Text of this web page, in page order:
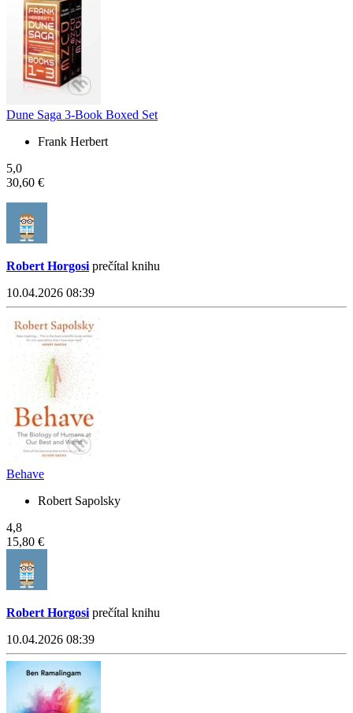
Dune Saga 3-Book Boxed Set
Frank Herbert
5,0
30,60 €
Robert Horgosi prečítal knihu
10.04.2026 08:39
Behave
Robert Sapolsky
4,8
15,80 €
Robert Horgosi prečítal knihu
10.04.2026 08:39